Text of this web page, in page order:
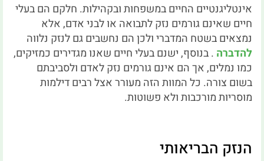
אינטליגנטיים החיים במשפחות ובקהילות. חלקם הם בעלי
חיים שאינם גורמים נזק לתבואה או לבני אדם, אלא
נמצאים בשטח המדברי ולכן הם נחשבים גם לנזק נלווה
להדברה .בנוסף, ישנם בעלי חיים שאנו מגדירים כמזיקים,
כמו נמלים, אך הם אינם גורמים נזק לאדם ולסביבתם
בשום צורה. כל המוות הזה מעורר אצל רבים דילמות
מוסריות מורכבות ולא פשוטות.
הנזק הבריאותי